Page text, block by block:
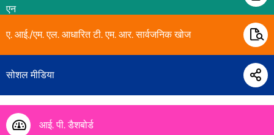
एन
ए. आई./एम. एल. आधारित टी. एम. आर. सार्वजनिक खोज
सोशल मीडिया
आई. पी. डैशबोर्ड